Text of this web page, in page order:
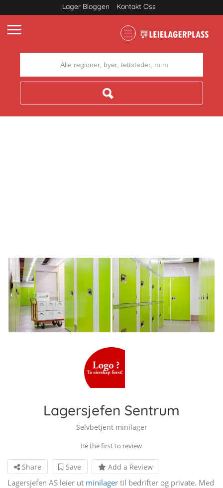
Lager Bloggen Kontakt Oss
Lagersjefen Sentrum
Selvbetjent minilager
Be the first to review
Share Save Add a Review
Lagersjefen AS leier ut minilager til bedrifter og private. Med